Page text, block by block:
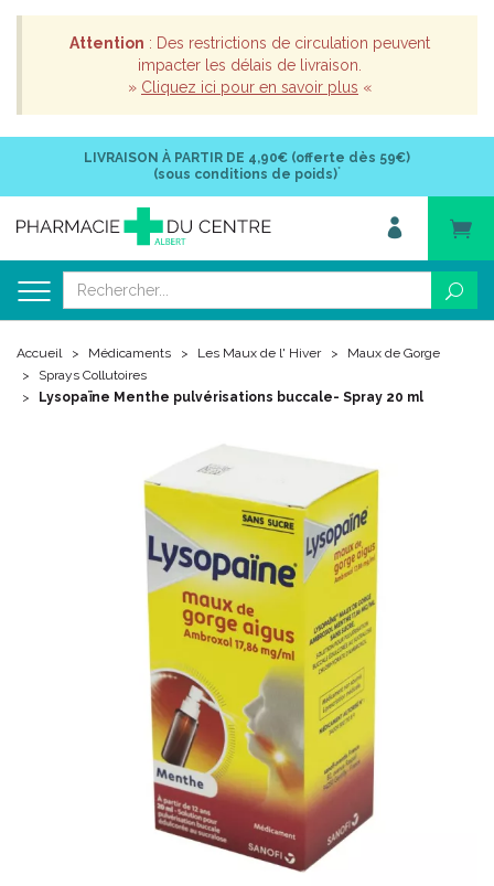
Attention : Des restrictions de circulation peuvent
impacter les délais de livraison.
» Cliquez ici pour en savoir plus «
LIVRAISON À PARTIR DE 4,90€ (offerte dès 59€)
(sous conditions de poids)*
Accueil Médicaments Les Maux de l' Hiver
Maux de Gorge
Sprays Collutoires
Lysopaïne Menthe pulvérisations buccale- Spray 20 ml